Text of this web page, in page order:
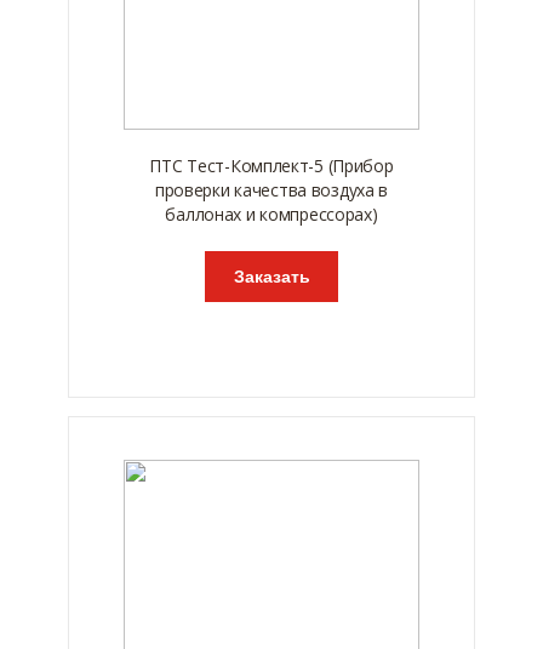
ПТС Тест-Комплект-5 (Прибор
проверки качества воздуха в
баллонах и компрессорах)
Заказать